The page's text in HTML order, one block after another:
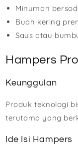
Minuman
Buah kering
Saus atau
Hampers
Keunggulan
Produk teknologi
terutama yang
Ide Isi Hampers